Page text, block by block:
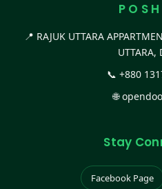
P O S
📍 RAJUK UTTARA
UTTARA,
📞 +880
🌐
Stay
Facebook Page